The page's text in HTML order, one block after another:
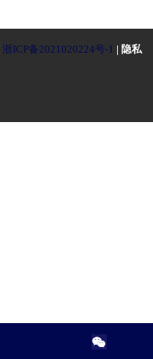
浙ICP备2021020224号-1 | 隐私